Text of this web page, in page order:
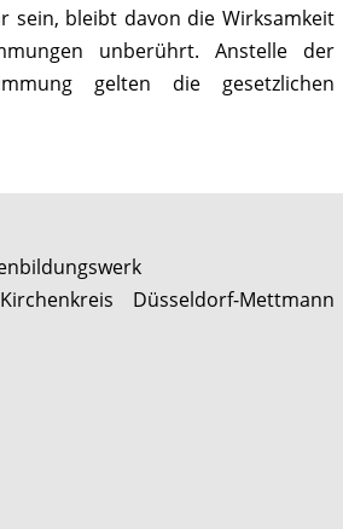
sein, bleibt davon die Wirksamkeit
unberührt. Anstelle der
gelten die gesetzlichen
Düsseldorf-Mettmann